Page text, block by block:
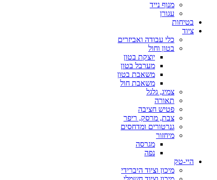
מנוף נייד
עגורן
בטיחות
ציוד
כלי עבודה ואביזרים
בטון וחול
יוצקת בטון
מערבל בטון
משאבת בטון
משאבת חול
צמיג, גלגל
תאורה
פטיש חציבה
צבת, מרסק, ריפר
גנרטורים ומדחסים
מיחזור
מגרסה
נפה
היי-טק
מיכון וציוד היברידי